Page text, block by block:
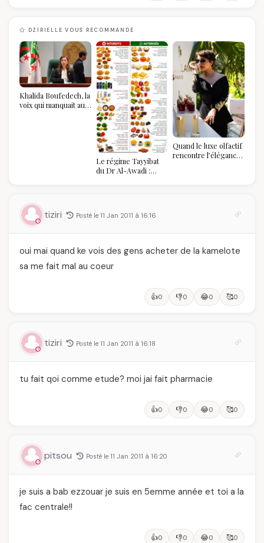
DZIRIELLE VOUS RECOMMANDE
Khalida Boufedech, la
voix qui manquait au
Le régime Tayyibat
du Dr Al-Awadi :
vraiment savoir
Quand le luxe olfactif
rencontre l’élégance
tiziri Posté le 11 Jan 2011 à 16:16
oui mai quand ke vois des gens acheter de la kamelote
sa me fait mal au coeur
👍0 👎0 😂0 🥰0
tiziri Posté le 11 Jan 2011 à 16:18
tu fait qoi comme etude? moi jai fait pharmacie
👍0 👎0 😂0 🥰0
pitsou Posté le 11 Jan 2011 à 16:20
je suis a bab ezzouar je suis en 5emme année et toi a la
fac centrale!!
👍0 👎0 😂0 🥰0